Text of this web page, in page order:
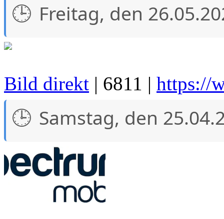
Freitag, den
Bild direkt | 6811 | https://
Samstag, den